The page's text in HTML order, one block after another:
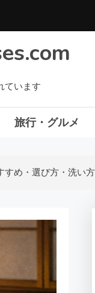
ています
旅行・グルメ
すめ・選び方・洗い